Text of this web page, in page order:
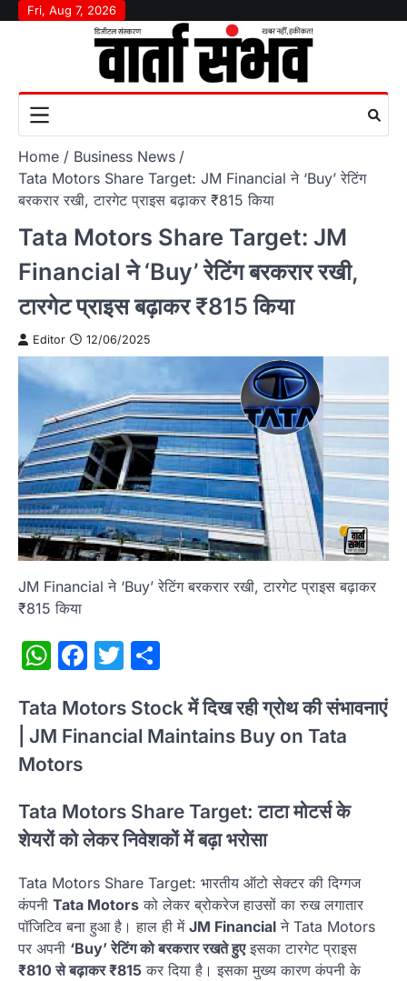
SkipFri, Aug 7, 2026
Home
Business News
Tata Motors Share Target: JM Financial ने ‘Buy’ रेटिंग
बरकरार रखी, टारगेट प्राइस बढ़ाकर ₹815 किया
Tata Motors Share Target: JM
Financial ने ‘Buy’ रेटिंग बरकरार रखी,
टारगेट प्राइस बढ़ाकर ₹815 किया
Editor 12/06/2025
JM Financial ने ‘Buy’ रेटिंग बरकरार रखी, टारगेट प्राइस बढ़ाकर
₹815 किया
WhatsApp
Facebook
Twitter
Tata Motors Stock में दिख रही ग्रोथ की संभावनाएं
| JM Financial Maintains Buy on Tata
Motors
Tata Motors Share Target: टाटा मोटर्स के
शेयरों को लेकर निवेशकों में बढ़ा भरोसा
Tata Motors Share Target: भारतीय ऑटो सेक्टर की दिग्गज
कंपनी Tata Motors को लेकर ब्रोकरेज हाउसों का रुख लगातार
पॉजिटिव बना हुआ है। हाल ही में JM Financial ने Tata Motors
पर अपनी ‘Buy’ रेटिंग को बरकरार रखते हुएइसका टारगेट प्राइस
₹810 से बढ़ाकर ₹815 कर दिया है। इसका मुख्य कारण कंपनी के